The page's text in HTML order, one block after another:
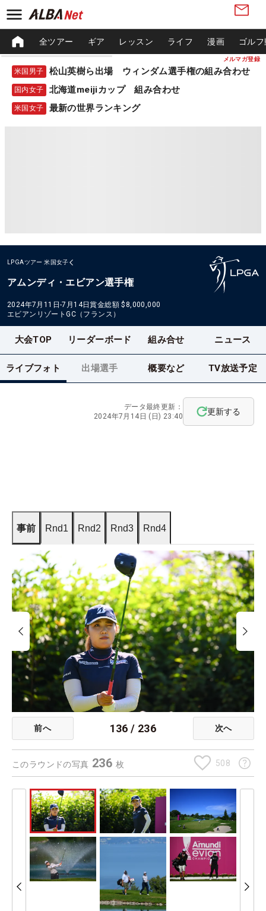
メルマガ登録
全ツアー ギア レッスン ライフ 漫画 ゴル
米国男子 松山英樹ら出場 ウィンダム選手権の組み合わせ
国内女子 北海道meijiカップ 組み合わせ
米国女子 最新の世界ランキング
LPGAツアー 米国女子
アムンディ・エビアン選手権
2024年7月11日-7月14日賞金総額 $8,000,000
エビアンリゾートGC（フランス）
大会TOP リーダーボード 組み合せ ニュース
ライブフォト 出場選手 概要など TV放送予定
データ最終更新：
2024年7月14日 (日) 23:40
更新する
事前 Rnd1 Rnd2 Rnd3 Rnd4
前へ 136 / 236 次へ
このラウンドの写真 236 枚 508